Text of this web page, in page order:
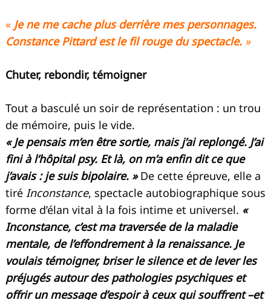
« Je ne me cache plus derrière mes personnages.
Constance Pittard est le fil rouge du spectacle. »
Chuter, rebondir, témoigner
Tout a basculé un soir de représentation : un trou
de mémoire, puis le vide.
« Je pensais m’en être sortie, mais j’ai replongé. J’ai
fini à l’hôpital psy. Et là, on m’a enfin dit ce que
j’avais : je suis bipolaire. »De cette épreuve, elle a
tiré Inconstance, spectacle autobiographique sous
forme d’élan vital à la fois intime et universel. «
Inconstance, c’est ma traversée de la maladie
mentale, de l’effondrement à la renaissance. Je
voulais témoigner, briser le silence et de lever les
préjugés autour des pathologies psychiques et
offrir un message d’espoir à ceux qui souffrent –et
Recherche
pour
: